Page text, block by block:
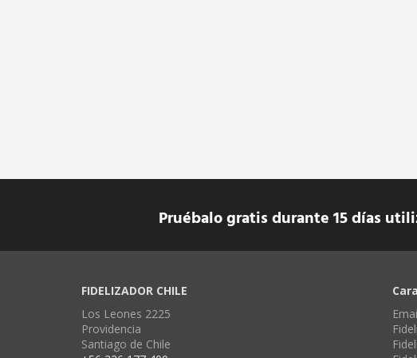
Pruébalo gratis durante 15 días
FIDELIZADOR CHILE
Los Leones 2225
Providencia
Santiago de Chile